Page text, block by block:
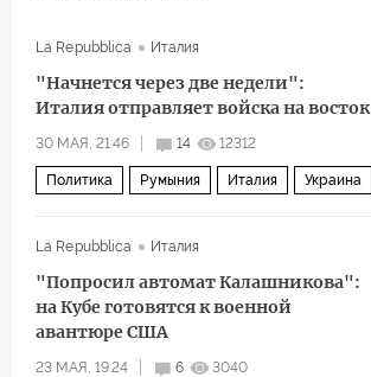
La Repubblica Италия
"Начнется через две недели":
Италия отправляет войска на восток
30 МАЯ, 21:46 14 12312
Политика Румыния Италия Украина
La Repubblica Италия
"Попросил автомат Калашникова":
на Кубе готовятся к военной
авантюре США
23 МАЯ, 19:24 6 3040